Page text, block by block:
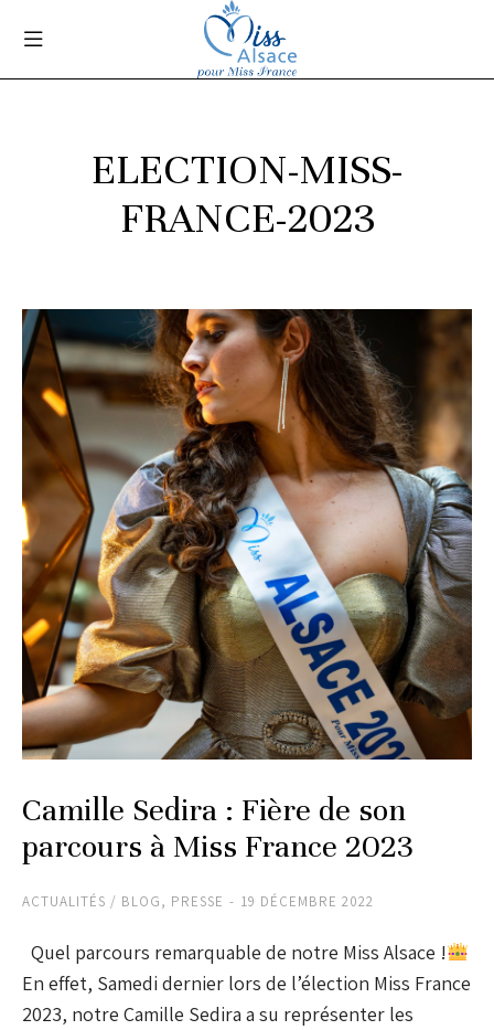
ELECTION-MISS-
FRANCE-2023
Camille Sedira : Fière de son
parcours à Miss France 2023
ACTUALITÉS / BLOG, PRESSE 19 DÉCEMBRE 2022
Quel parcours remarquable de notre Miss Alsace !
En effet, Samedi dernier lors de l’élection Miss France
2023, notre Camille Sedira a su représenter les